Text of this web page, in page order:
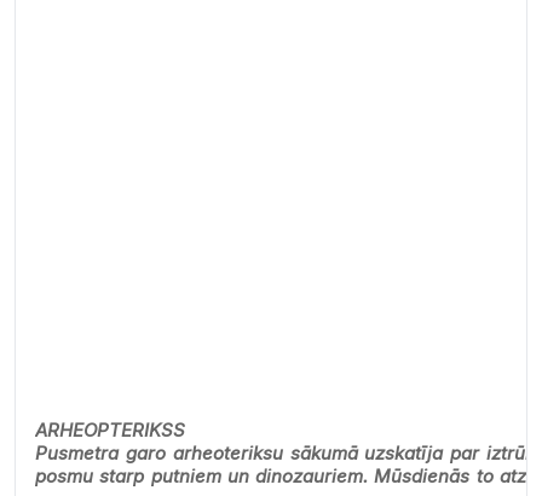
ARHEOPTERIKSS
Pusmetra garo arheoteriksu sākumā uzskatīja par
posmu starp putniem un dinozauriem. Mūsdienās to